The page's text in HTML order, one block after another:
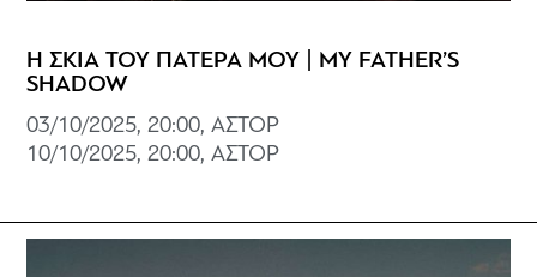
Η ΣΚΙΑ ΤΟΥ ΠΑΤΕΡΑ ΜΟΥ | MY FATHER’S
SHADOW
03/10/2025, 20:00, ΑΣΤΟΡ
10/10/2025, 20:00, ΑΣΤΟΡ